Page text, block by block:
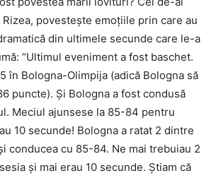
povesteşte emoţiile prin care au
din ultimele secunde care le-a
“Ultimul eveniment a fost baschet.
în Bologna-Olimpija (adică Bologna să
puncte). Şi Bologna a fost condusă
Meciul ajunsese la 85-84 pentru
10 secunde! Bologna a ratat 2 dintre
conducea cu 85-84. Ne mai trebuiau 2
şi mai erau 10 secunde. Ştiam că